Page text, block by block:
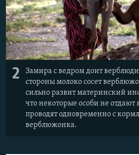
2
Замира с ведром доит
стороны молоко сосет
сильно развит материнский
что некоторые особи не отдают
проводят одновременно с
верблюжонка.